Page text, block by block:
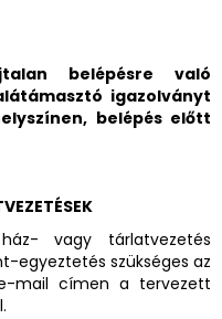
belépésre való
igazolványt
belépés előtt
vagy tárlatvezetés
egyeztetés szükséges az
mail címen a tervezett